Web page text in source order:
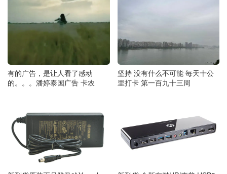
有的广告，是让人看了感动
的。。。潘婷泰国广告 卡农
坚持 没有什么不可能 毎天十公
里打卡 第一百九十三周